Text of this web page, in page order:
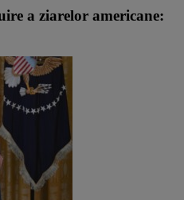
a ziarelor americane: